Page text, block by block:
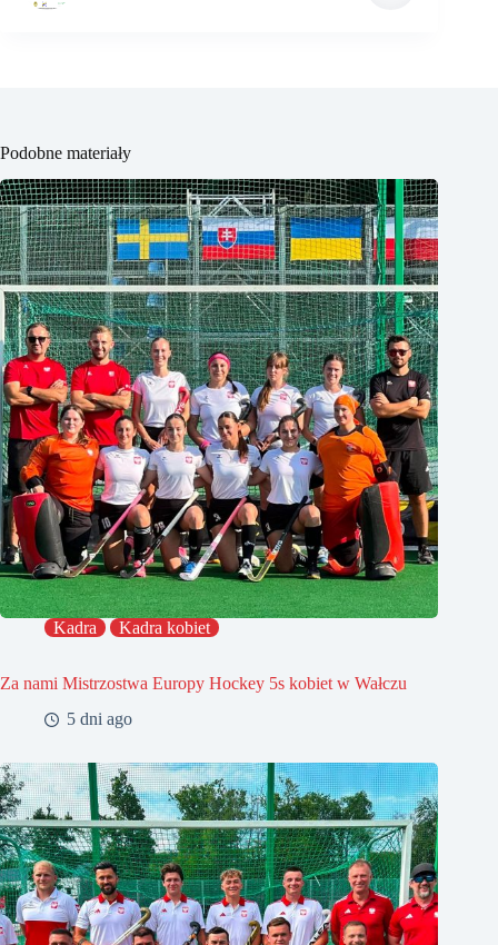
Podobne materiały
Kadra Kadra kobiet
Za nami Mistrzostwa Europy Hockey 5s kobiet w Wałczu
5 dni ago